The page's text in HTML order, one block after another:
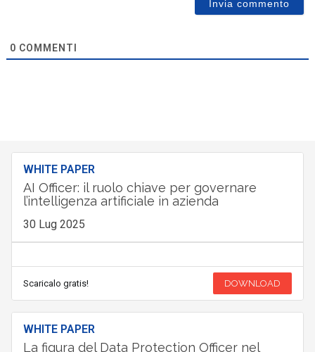
0 COMMENTI
WHITE PAPER
AI Officer: il ruolo chiave per governare
l’intelligenza artificiale in azienda
30 Lug 2025